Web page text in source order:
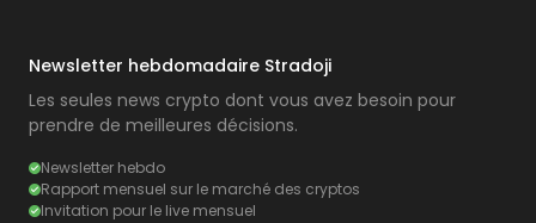
Newsletter hebdomadaire Stradoji
Les seules news crypto dont vous avez besoin pour
prendre de meilleures décisions.
Newsletter hebdo
Rapport mensuel sur le marché des cryptos
Invitation pour le live mensuel